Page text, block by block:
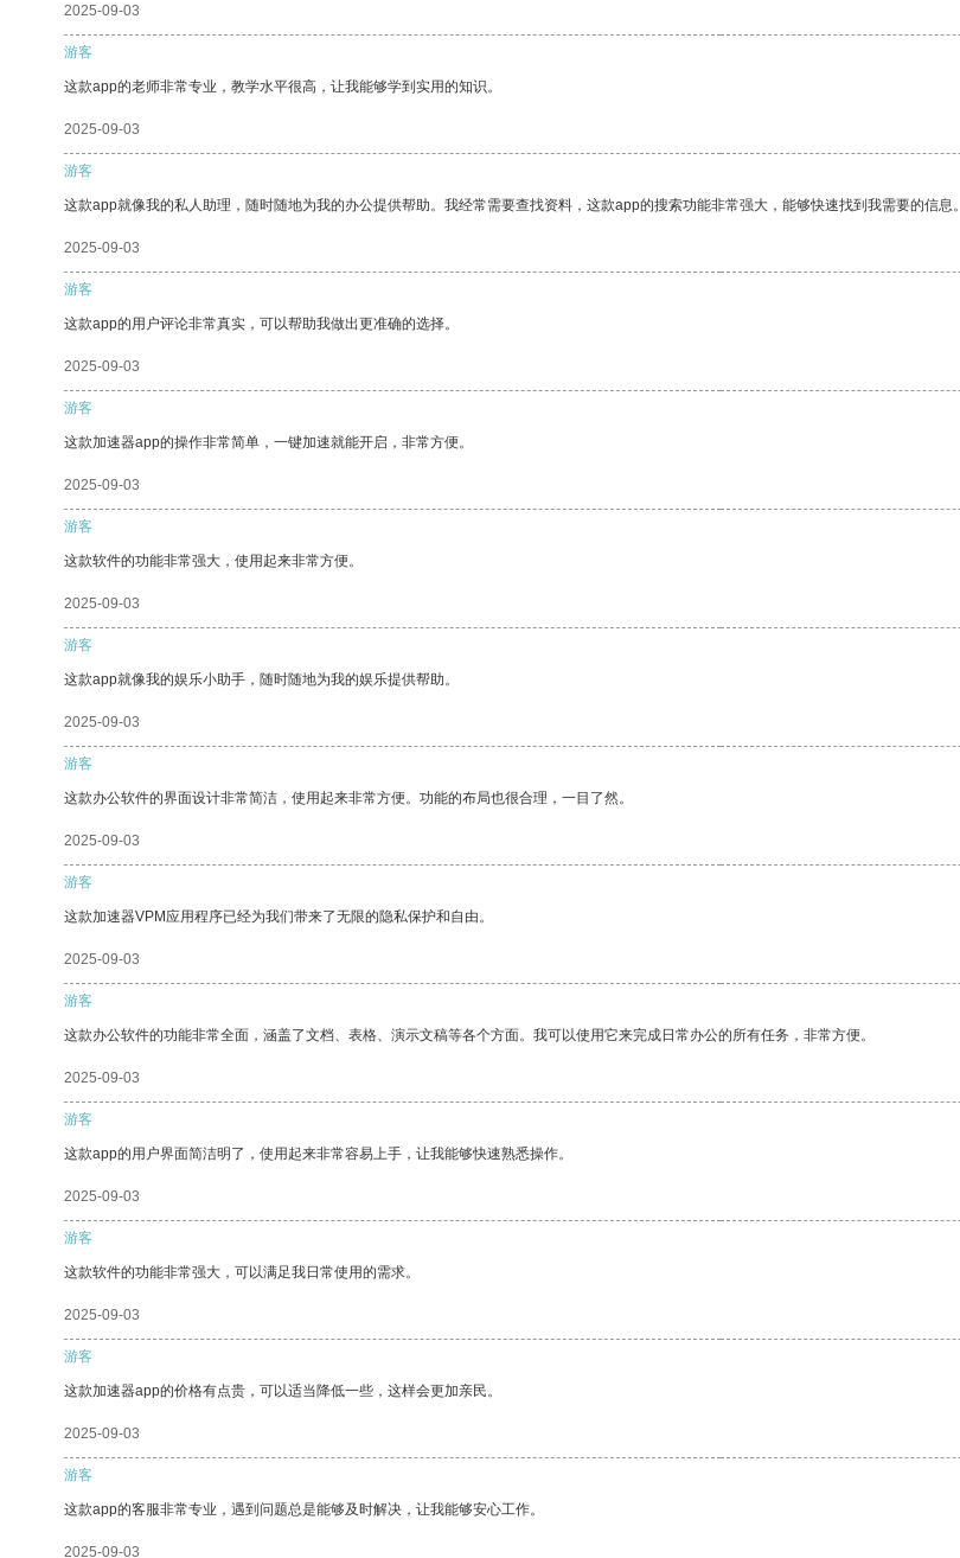
2025-09-03
游客
这款app的老师非常专业，教学水平很高，让我能够学到实用的知识。
2025-09-03
游客
这款app就像我的私人助理，随时随地为我的办公提供帮助。我经常需要查找资料，这款app的搜索功能非常强大，能够快速找到我需要的信息。
2025-09-03
游客
这款app的用户评论非常真实，可以帮助我做出更准确的选择。
2025-09-03
游客
这款加速器app的操作非常简单，一键加速就能开启，非常方便。
2025-09-03
游客
这款软件的功能非常强大，使用起来非常方便。
2025-09-03
游客
这款app就像我的娱乐小助手，随时随地为我的娱乐提供帮助。
2025-09-03
游客
这款办公软件的界面设计非常简洁，使用起来非常方便。功能的布局也很合理，一目了然。
2025-09-03
游客
这款加速器VPM应用程序已经为我们带来了无限的隐私保护和自由。
2025-09-03
游客
这款办公软件的功能非常全面，涵盖了文档、表格、演示文稿等各个方面。我可以使用它来完成日常办公的所有任务，非常方便。
2025-09-03
游客
这款app的用户界面简洁明了，使用起来非常容易上手，让我能够快速熟悉操作。
2025-09-03
游客
这款软件的功能非常强大，可以满足我日常使用的需求。
2025-09-03
游客
这款加速器app的价格有点贵，可以适当降低一些，这样会更加亲民。
2025-09-03
游客
这款app的客服非常专业，遇到问题总是能够及时解决，让我能够安心工作。
2025-09-03